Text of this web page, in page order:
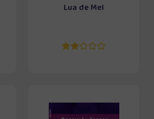
Lua de Mel